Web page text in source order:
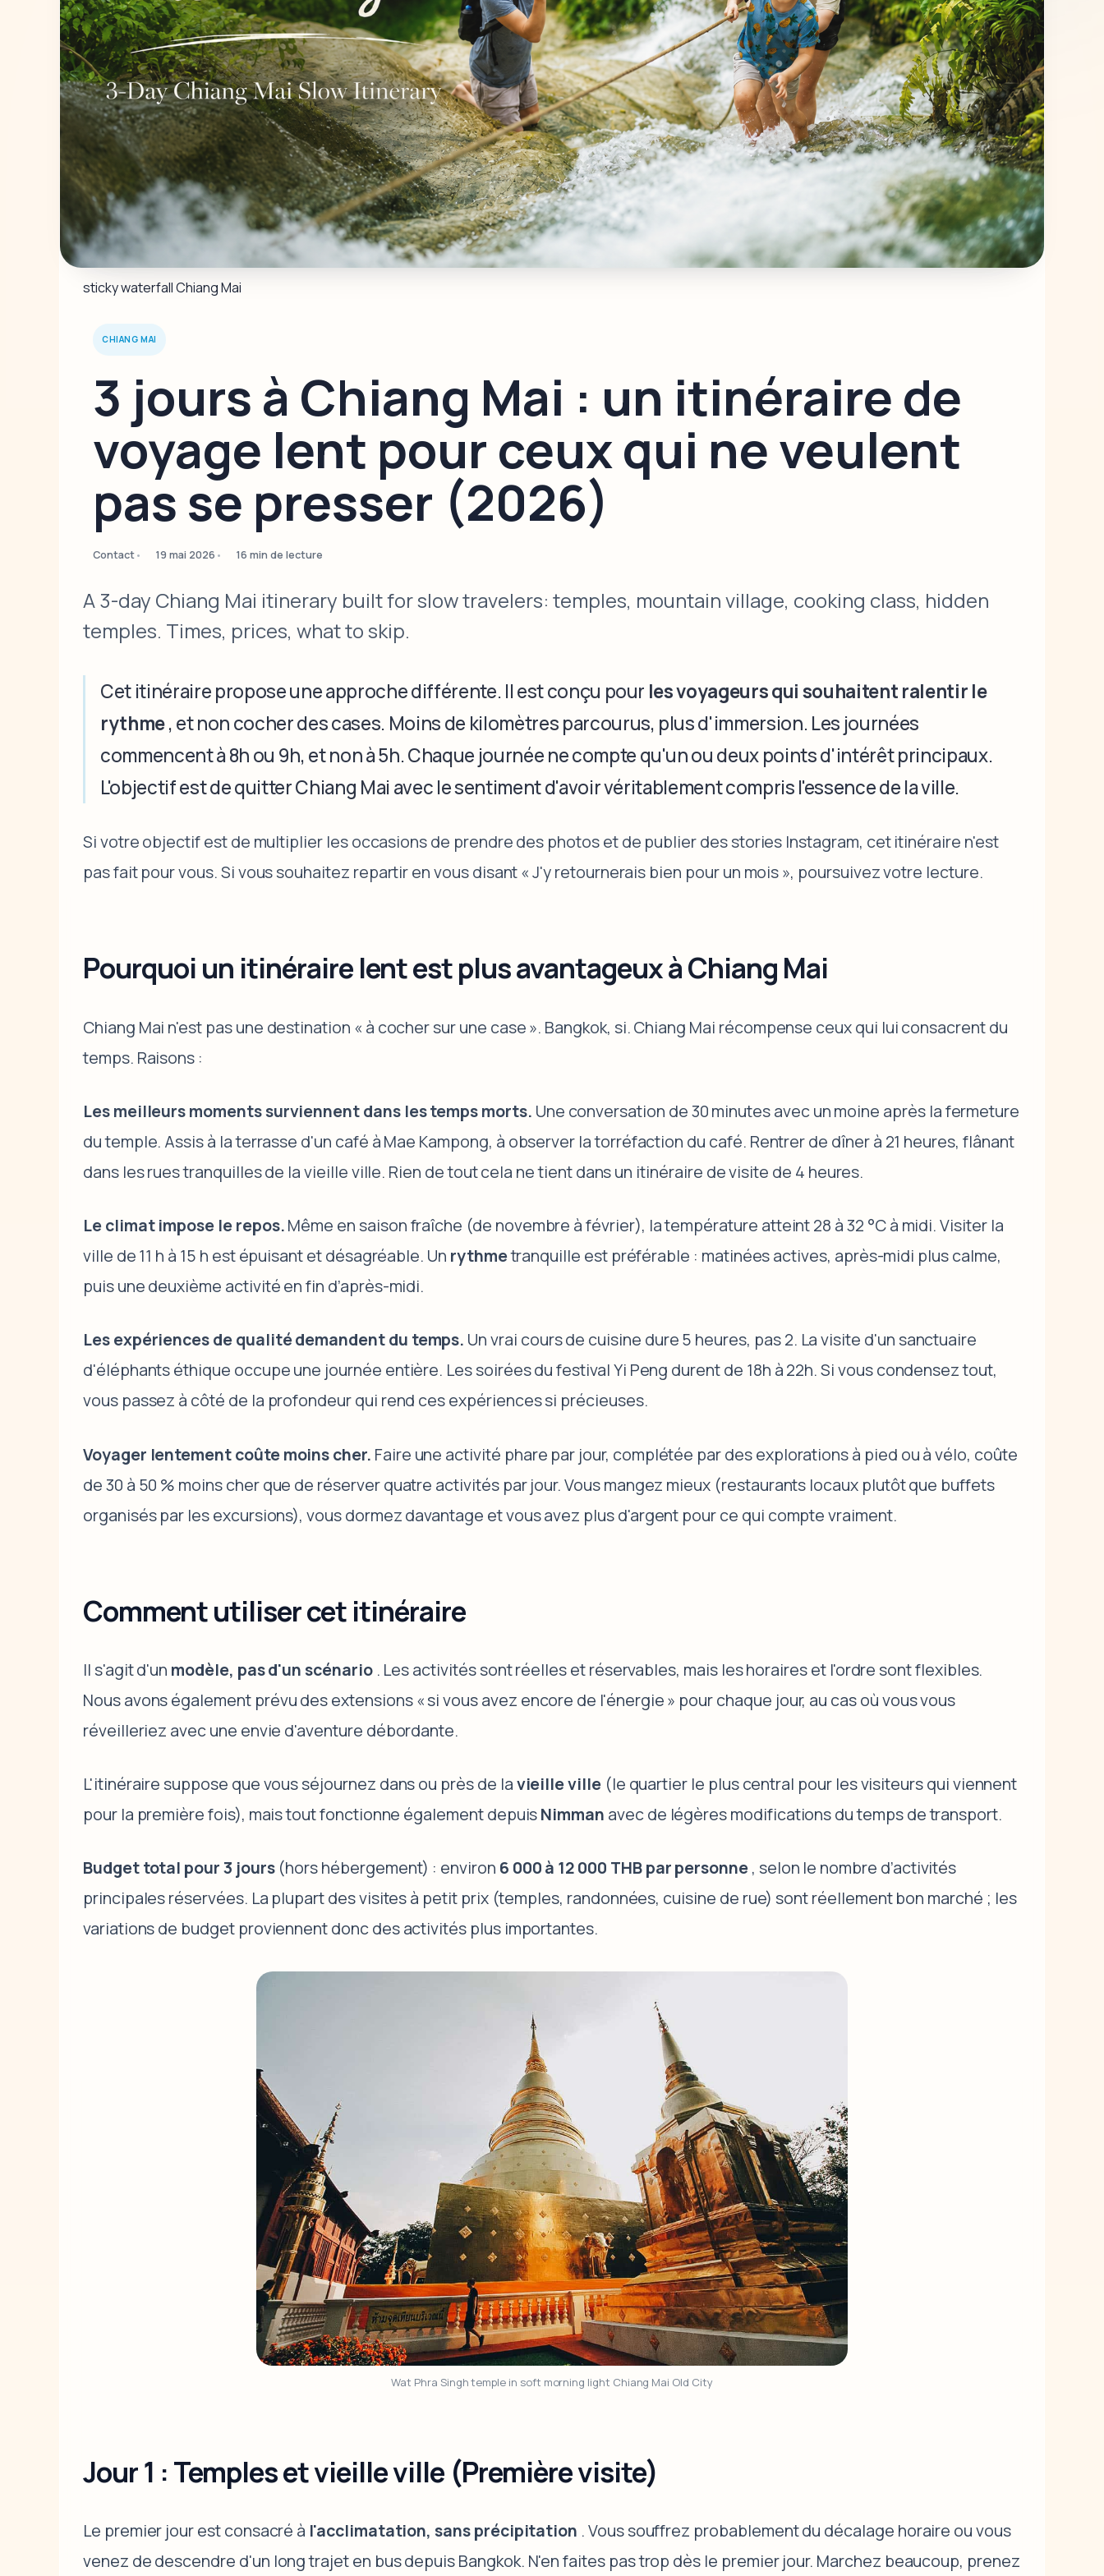
sticky waterfall Chiang Mai
CHIANG MAI
3 jours à Chiang Mai : un itinéraire de
voyage lent pour ceux qui ne veulent
pas se presser (2026)
Contact 19 mai 2026 16 min de lecture
A 3-day Chiang Mai itinerary built for slow travelers: temples, mountain village, cooking class, hidden
temples. Times, prices, what to skip.
Cet itinéraire propose une approche différente. Il est conçu pour les voyageurs qui souhaitent ralentir le
rythme, et non cocher des cases. Moins de kilomètres parcourus, plus d'immersion. Les journées
commencent à 8h ou 9h, et non à 5h. Chaque journée ne compte qu'un ou deux points d'intérêt principaux.
L'objectif est de quitter Chiang Mai avec le sentiment d'avoir véritablement compris l'essence de la ville.
Si votre objectif est de multiplier les occasions de prendre des photos et de publier des stories Instagram, cet itinéraire n'est
pas fait pour vous. Si vous souhaitez repartir en vous disant « J'y retournerais bien pour un mois », poursuivez votre lecture.
Pourquoi un itinéraire lent est plus avantageux à Chiang Mai
Chiang Mai n'est pas une destination « à cocher sur une case ». Bangkok, si. Chiang Mai récompense ceux qui lui consacrent du
temps. Raisons :
Les meilleurs moments surviennent dans les temps morts. Une conversation de 30 minutes avec un moine après la fermeture
du temple. Assis à la terrasse d'un café à Mae Kampong, à observer la torréfaction du café. Rentrer de dîner à 21 heures, flânant
dans les rues tranquilles de la vieille ville. Rien de tout cela ne tient dans un itinéraire de visite de 4 heures.
Le climat impose le repos.Même en saison fraîche (de novembre à février), la température atteint 28 à 32 °C à midi. Visiter la
ville de 11 h à 15 h est épuisant et désagréable. Un rythmetranquille est préférable : matinées actives, après-midi plus calme,
puis une deuxième activité en fin d’après-midi.
Les expériences de qualité demandent du temps. Un vrai cours de cuisine dure 5 heures, pas 2. La visite d'un sanctuaire
d'éléphants éthique occupe une journée entière. Les soirées du festival Yi Peng durent de 18h à 22h. Si vous condensez tout,
vous passez à côté de la profondeur qui rend ces expériences si précieuses.
Voyager lentement coûte moins cher. Faire une activité phare par jour, complétée par des explorations à pied ou à vélo, coûte
de 30 à 50 % moins cher que de réserver quatre activités par jour. Vous mangez mieux (restaurants locaux plutôt que buffets
organisés par les excursions), vous dormez davantage et vous avez plus d'argent pour ce qui compte vraiment.
Comment utiliser cet itinéraire
Il s'agit d'un modèle, pas d'un scénario. Les activités sont réelles et réservables, mais les horaires et l'ordre sont flexibles.
Nous avons également prévu des extensions « si vous avez encore de l'énergie » pour chaque jour, au cas où vous vous
réveilleriez avec une envie d'aventure débordante.
L'itinéraire suppose que vous séjournez dans ou près de lavieille ville(le quartier le plus central pour les visiteurs qui viennent
pour la première fois), mais tout fonctionne également depuisNimman avec de légères modifications du temps de transport.
Budget total pour 3 jours(hors hébergement) : environ 6 000 à 12 000 THB par personne, selon le nombre d’activités
principales réservées. La plupart des visites à petit prix (temples, randonnées, cuisine de rue) sont réellement bon marché ; les
variations de budget proviennent donc des activités plus importantes.
Wat Phra Singh temple in soft morning light Chiang Mai Old City
Jour 1 : Temples et vieille ville (Première visite)
Le premier jour est consacré à l'acclimatation, sans précipitation . Vous souffrez probablement du décalage horaire ou vous
venez de descendre d'un long trajet en bus depuis Bangkok. N'en faites pas trop dès le premier jour. Marchez beaucoup, prenez